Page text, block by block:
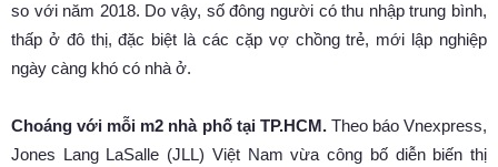
so với năm 2018. Do vậy, số đông người có thu nhập trung bình,
thấp ở đô thị, đặc biệt là các cặp vợ chồng trẻ, mới lập nghiệp
ngày càng khó có nhà ở.
Choáng với mỗi m2 nhà phố tại TP.HCM.Theo báo Vnexpress,
Jones Lang LaSalle (JLL) Việt Nam vừa công bố diễn biến thị